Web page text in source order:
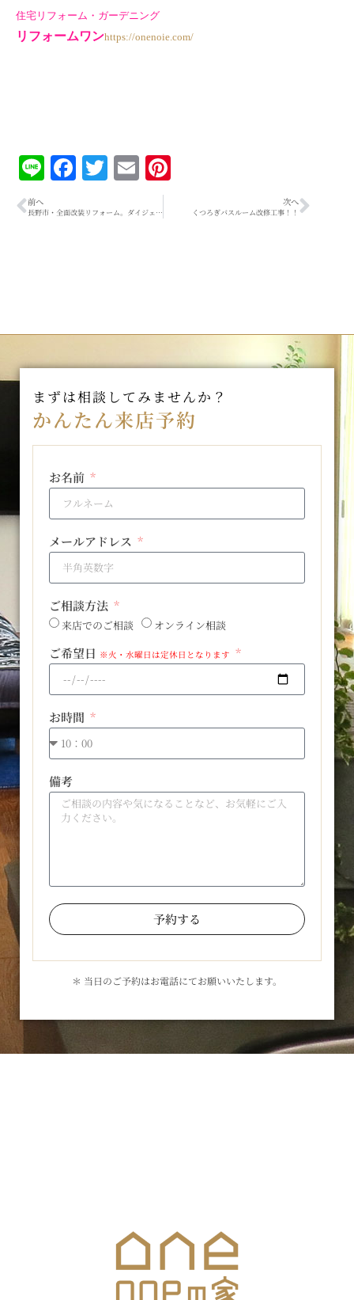
住宅リフォーム・ガーデニング
リフォームワンhttps://onenoie.com/
LineFacebook
Twitter
Email
前へ
長野市・全面改装リフォーム。ダイジェスト！！②
次へ
くつろぎバスルーム改修工事！！
まずは相談してみませんか？
かんたん来店予約
お名前
メールアドレス
ご相談方法
来店でのご相談 オンライン相談
ご希望日 ※火・水曜日は定休日となります
お時間
備考
予約する
＊ 当日のご予約はお電話にてお願いいたします。